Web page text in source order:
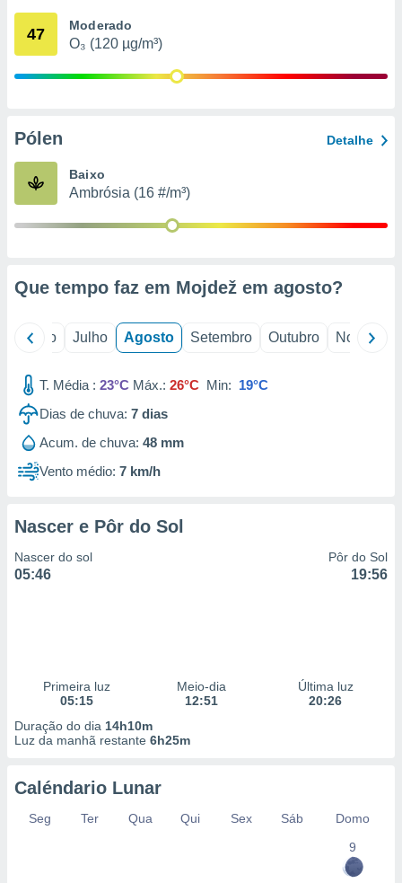
através
estudos
1199
47 Moderado
O₃ (120 µg/m³)
Pólen Detalhe
Baixo
Ambrósia (16 #/m³)
Que tempo faz em Mojdež em agosto?
Junho Julho Agosto Setembro Outubro Novembro
T. Média : 23°C Máx.: 26°C Min: 19°C
Dias de chuva: 7 dias
Acum. de chuva: 48 mm
Vento médio: 7 km/h
Nascer e Pôr do Sol
Nascer do sol
05:46
Pôr do Sol
19:56
Primeira luz
05:15
Meio-dia
12:51
Última luz
20:26
Duração do dia 14h10m
Luz da manhã restante 6h25m
Caléndario Lunar
Seg Ter Qua Qui Sex Sáb
Domo
9